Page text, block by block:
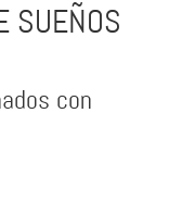
SUEÑOS
con